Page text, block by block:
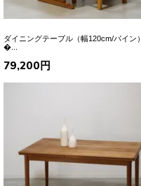
ダイニングテーブル（幅120cm/パイン）
�...
79,200円